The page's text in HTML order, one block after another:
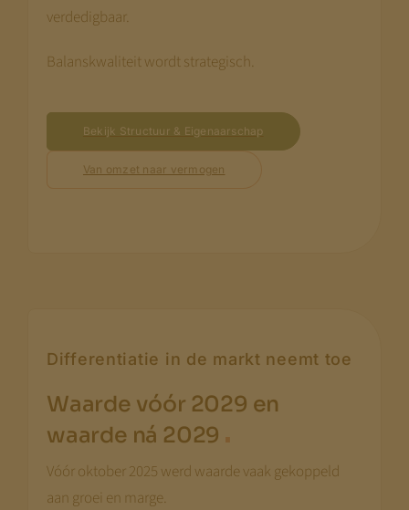
verdedigbaar.
Balanskwaliteit wordt strategisch.
Bekijk Structuur & Eigenaarschap
Van omzet naar vermogen
Differentiatie in de markt neemt toe
Waarde vóór 2029 en
waarde ná 2029 .
Vóór oktober 2025 werd waarde vaak gekoppeld
aan groei en marge.